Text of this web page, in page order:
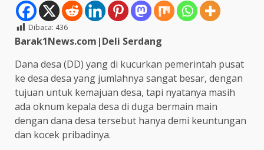
Dibaca: 436
Barak1News.com|Deli Serdang
Dana desa (DD) yang di kucurkan pemerintah pusat
ke desa desa yang jumlahnya sangat besar, dengan
tujuan untuk kemajuan desa, tapi nyatanya masih
ada oknum kepala desa di duga bermain main
dengan dana desa tersebut hanya demi keuntungan
dan kocek pribadinya.